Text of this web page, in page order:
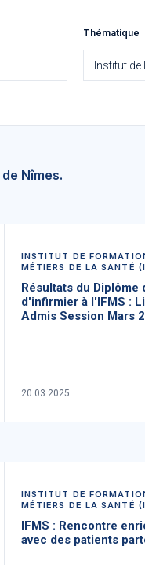
Thématique
Institut
Nîmes.
INSTITUT DE
MÉTIERS DE LA SANTÉ
Résultats du Diplôme
d'infirmier à l'IFMS :
Admis Session Mars
20.03.2025
INSTITUT DE
MÉTIERS DE LA SANTÉ
IFMS : Rencontre
avec des patients